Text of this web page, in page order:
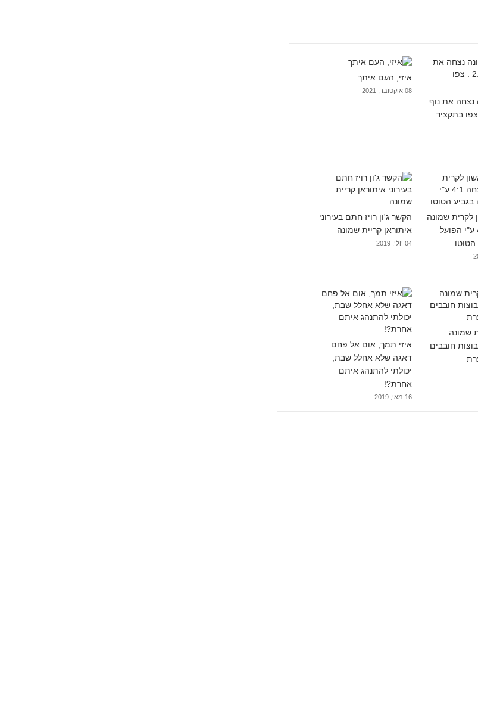
נצחה את נוף
איזי, העם איתך
08 אוקטובר, 2021
לקרית שמונה
– נוצחה 4:1 ע"י הפועל
הקשר ג'ון רויז חתם בעירוני
איתוראן קריית שמונה
04 יולי, 2019
שמונה
חובבים
איזי תמך, אום אל פחם
דאגה שלא אחלל שבת,
יכולתי להתנהג איתם
אחרת?!
16 מאי, 2019